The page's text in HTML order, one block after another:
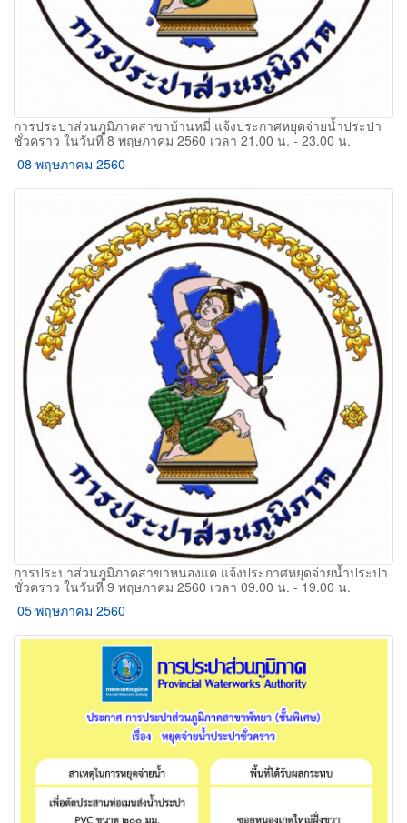
การประปาส่วนภูมิภาคสาขาบ้านหมี่ แจ้งประกาศหยุดจ่ายน้ำประปา
ชั่วคราว ในวันที่ 8 พฤษภาคม 2560 เวลา 21.00 น. - 23.00 น.
08 พฤษภาคม 2560
การประปาส่วนภูมิภาคสาขาหนองแค แจ้งประกาศหยุดจ่ายน้ำประปา
ชั่วคราว ในวันที่ 9 พฤษภาคม 2560 เวลา 09.00 น. - 19.00 น.
05 พฤษภาคม 2560